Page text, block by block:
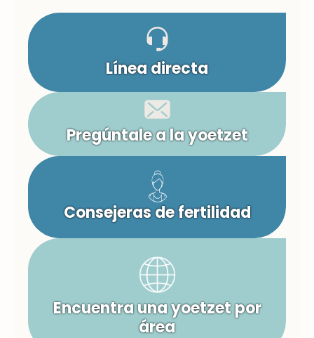
Línea directa
Pregúntale a la yoetzet
Consejeras de fertilidad
Encuentra una yoetzet por
área